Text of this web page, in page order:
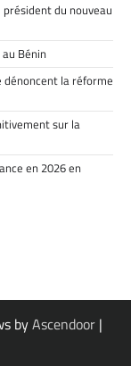
président du nouveau
Bénin
dénoncent la réforme
sur la
en 2026 en
byAscendoor |